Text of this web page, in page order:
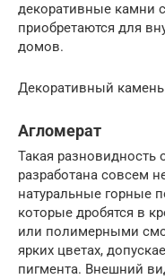
декоративные камни
приобретаются для
домов.
Декоративный
Агломерат
Такая разновидность
разработана совсем
натуральные горные
которые дробятся в
или полимерными
ярких цветах,
пигмента. Внешний